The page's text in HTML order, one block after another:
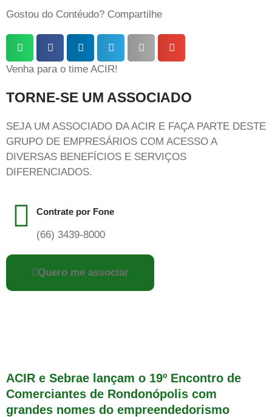
Gostou do Contéudo? Compartilhe
Venha para o time ACIR!
TORNE-SE UM ASSOCIADO
SEJA UM ASSOCIADO DA ACIR E FAÇA PARTE DESTE
GRUPO DE EMPRESÁRIOS COM ACESSO A
DIVERSAS BENEFÍCIOS E SERVIÇOS
DIFERENCIADOS.
Contrate por Fone
(66) 3439-8000
Quero me associar
ACIR e Sebrae lançam o 19º Encontro de
Comerciantes de Rondonópolis com
grandes nomes do empreendedorismo